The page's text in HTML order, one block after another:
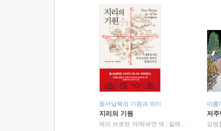
동서남북의 기원과 의미
지리의 기원
제리 브로턴 저/박세연 역
알에이치코리아(RHK)
아름
저
김명